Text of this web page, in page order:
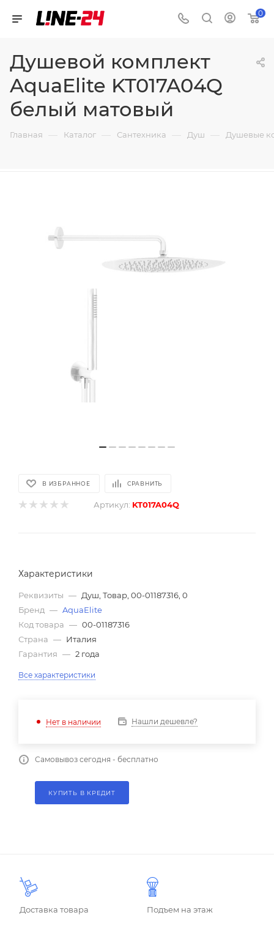
0
Душевой комплект
AquaElite KT017A04Q
белый матовый
Главная — Каталог — Сантехника — Душ — Душевые
В ИЗБРАННОЕ СРАВНИТЬ
Артикул: KT017A04Q
Характеристики
Реквизиты — Душ, Товар, 00-01187316, 0
Бренд — AquaElite
Код товара — 00-01187316
Страна — Италия
Гарантия — 2 года
Все характеристики
Нет в наличии Нашли дешевле?
Самовывоз сегодня - бесплатно
КУПИТЬ В КРЕДИТ
Доставка товара Подъем на этаж